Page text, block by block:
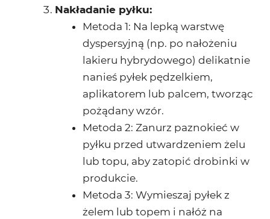
Nakładanie pyłku:
Metoda 1: Na lepką warstwę
dyspersyjną (np. po nałożeniu
lakieru hybrydowego) delikatnie
nanieś pyłek pędzelkiem,
aplikatorem lub palcem, tworząc
pożądany wzór.
Metoda 2: Zanurz paznokieć w
pyłku przed utwardzeniem żelu
lub topu, aby zatopić drobinki w
produkcie.
Metoda 3: Wymieszaj pyłek z
żelem lub topem i nałóż na